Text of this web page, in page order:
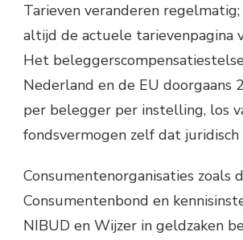
Tarieven veranderen
altijd de actuele tarievenpagina
Het
Nederland en de EU doorgaans
per belegger per instelling, los
fondsvermogen zelf dat juridisch
Consumentenorganisaties zoals
Consumentenbond en
NIBUD en Wijzer in geldzaken